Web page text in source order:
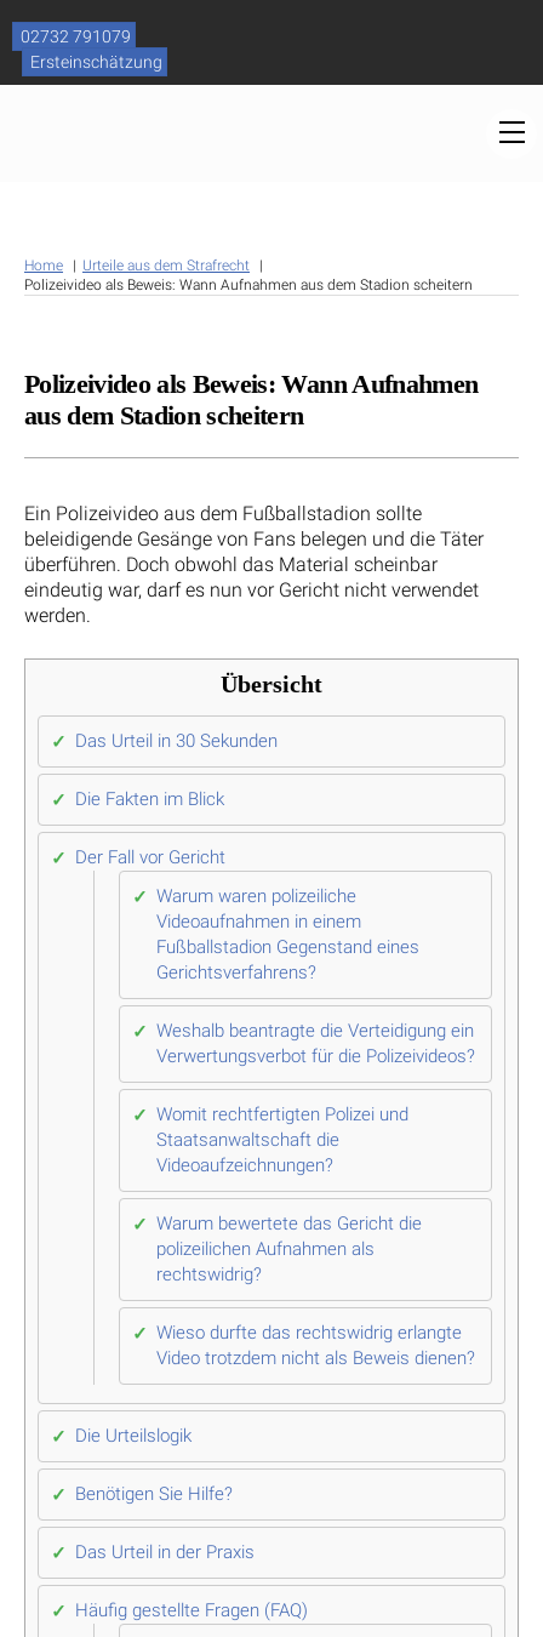
content
02732 791079
Ersteinschätzung
Home
Urteile aus dem Strafrecht
Polizeivideo als Beweis: Wann Aufnahmen aus dem Stadion scheitern
Polizeivideo als Beweis: Wann Aufnahmen
aus dem Stadion scheitern
Ein Polizeivideo aus dem Fußballstadion sollte
beleidigende Gesänge von Fans belegen und die Täter
überführen. Doch obwohl das Material scheinbar
eindeutig war, darf es nun vor Gericht nicht verwendet
werden.
Übersicht
Das Urteil in 30 Sekunden
Die Fakten im Blick
Der Fall vor Gericht
Warum waren polizeiliche
Videoaufnahmen in einem
Fußballstadion Gegenstand eines
Gerichtsverfahrens?
Weshalb beantragte die Verteidigung ein
Verwertungsverbot für die Polizeivideos?
Womit rechtfertigten Polizei und
Staatsanwaltschaft die
Videoaufzeichnungen?
Warum bewertete das Gericht die
polizeilichen Aufnahmen als
rechtswidrig?
Wieso durfte das rechtswidrig erlangte
Video trotzdem nicht als Beweis dienen?
Die Urteilslogik
Benötigen Sie Hilfe?
Das Urteil in der Praxis
Häufig gestellte Fragen (FAQ)